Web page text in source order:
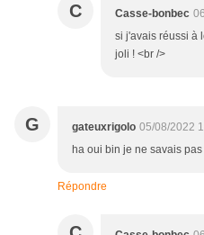
C Casse-bonbec
si j'avais réussi à
joli ! <br />
G gateuxrigolo 05/08/2022
ha oui bin je ne savais
Répondre